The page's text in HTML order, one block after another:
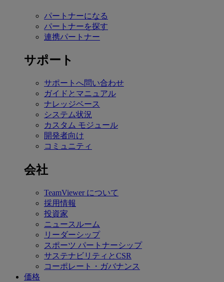
パートナーになる
パートナーを探す
連携パートナー
サポート
サポートへ問い合わせ
ガイドとマニュアル
ナレッジベース
システム状況
カスタム モジュール
開発者向け
コミュニティ
会社
TeamViewer について
採用情報
投資家
ニュースルーム
リーダーシップ
スポーツ パートナーシップ
サステナビリティとCSR
コーポレート・ガバナンス
価格